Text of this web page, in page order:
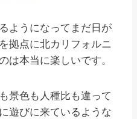
ようになってまだ日が
拠点に北カリフォルニ
は本当に楽しいです。
景色も人種比も違って
遊びに来ているような